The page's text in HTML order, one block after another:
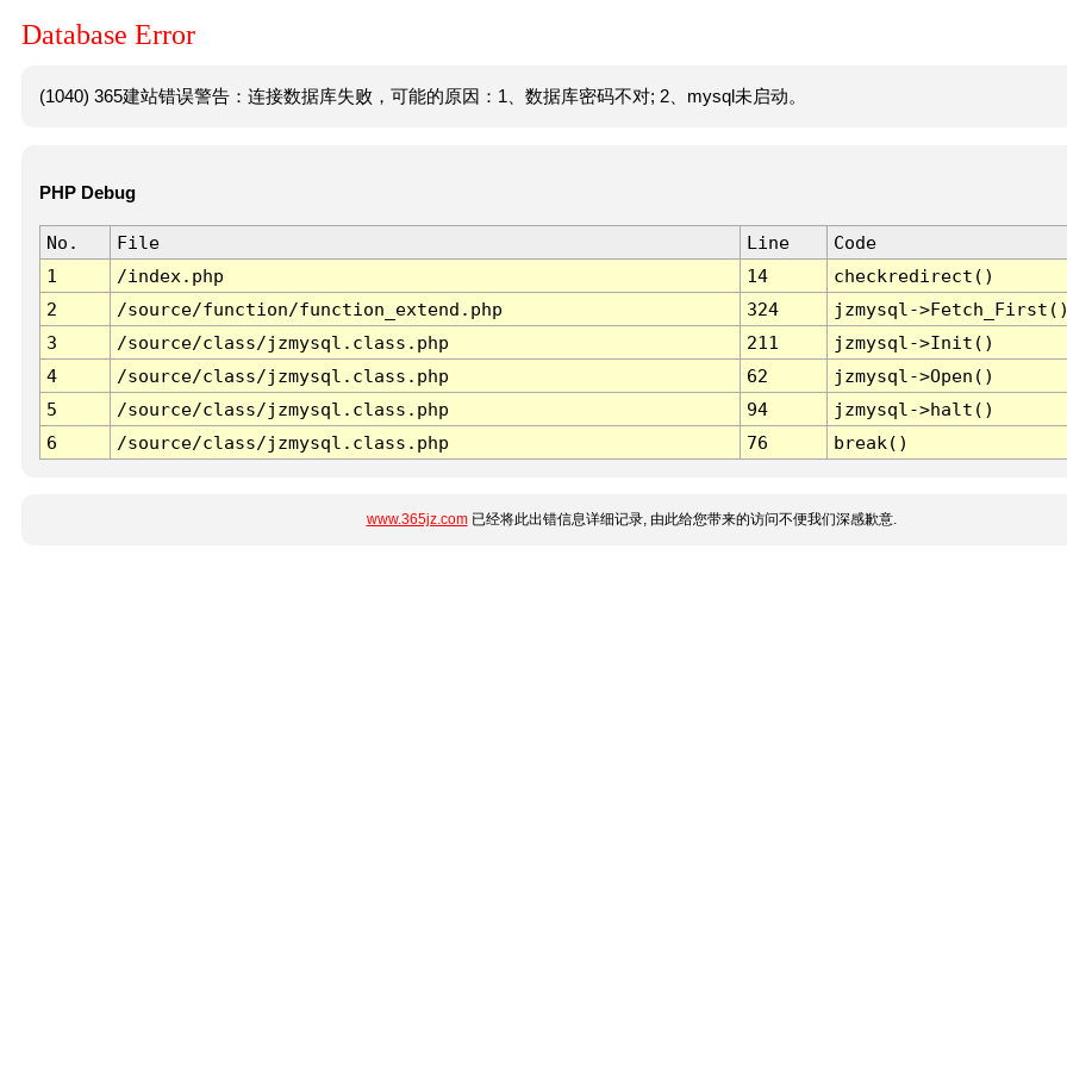
Database Error
(1040) 365建站错误警告：连接数据库失败，可能的原因：1、数据库密码不对; 2、mysql未启动。
PHP Debug
No. File Line
Code
1
/index.php 14
checkredirect()
2
/source/function/function_extend.php 324
jzmysql-
3
/source/class/jzmysql.class.php 211
jzmysql->Init()
4
/source/class/jzmysql.class.php 62
jzmysql->Open()
5
/source/class/jzmysql.class.php 94
jzmysql->halt()
6
/source/class/jzmysql.class.php 76 break()
www.365jz.com已经将此出错信息详细记录, 由此给您带来的访问不便我们深感歉意.